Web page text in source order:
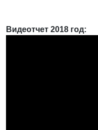
Видеотчет 2018 год: